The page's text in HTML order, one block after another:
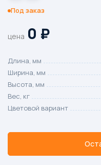
Под заказ
цена 0 ₽
Длина, мм
Ширина, мм
Высота, мм
Вес, кг
Цветовой вариант